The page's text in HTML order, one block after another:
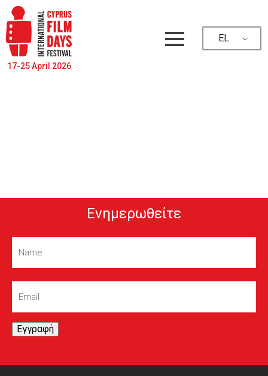
17-25 April 2026
EL
Ενημερωθείτε
Name(Required)
Email(Required)
Εγγραφή